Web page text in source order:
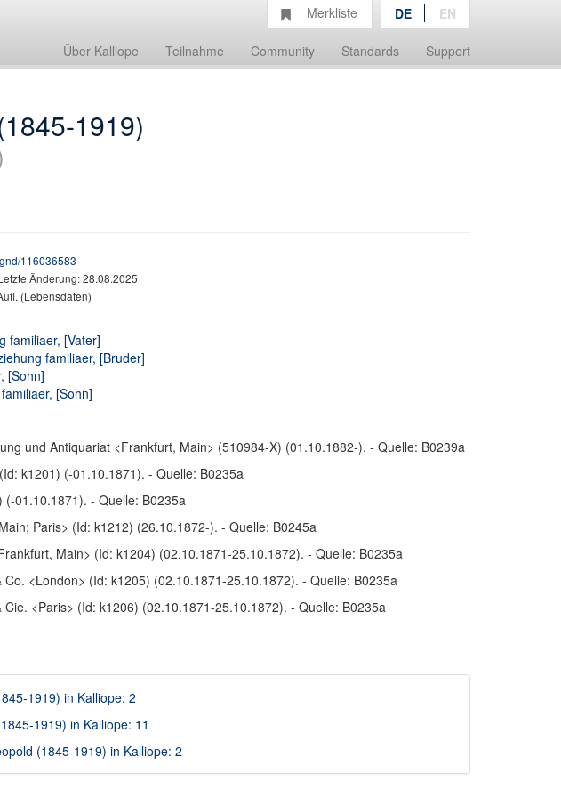
Über Kalliope Teilnahme Community Standards Support
Merkliste DE EN
1919)
116036583
Änderung: 28.08.2025
(Lebensdaten)
familiaer, [Vater]
familiaer, [Bruder]
[Sohn]
[Sohn]
und Antiquariat <Frankfurt, Main> (510984-X) (01.10.1882-). - Quelle: B0239a
k1201) (-01.10.1871). - Quelle: B0235a
(-01.10.1871). - Quelle: B0235a
Paris> (Id: k1212) (26.10.1872-). - Quelle: B0245a
Main> (Id: k1204) (02.10.1871-25.10.1872). - Quelle: B0235a
<London> (Id: k1205) (02.10.1871-25.10.1872). - Quelle: B0235a
<Paris> (Id: k1206) (02.10.1871-25.10.1872). - Quelle: B0235a
1919) in Kalliope: 2
1919) in Kalliope: 11
(1845-1919) in Kalliope: 2